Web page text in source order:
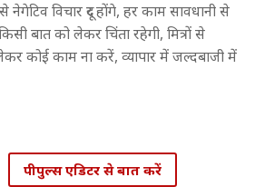
विचार दूर होंगे, हर काम सावधानी से
बात को लेकर चिंता रहेगी, मित्रों से
कोई काम ना करें, व्यापार में जल्दबाजी में
पीपुल्स एडिटर से बात करें